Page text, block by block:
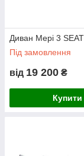
Диван Мері 3
Під замовлення
від 19 200 ₴
Купити